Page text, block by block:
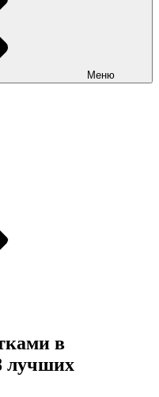
Меню
в
лучших